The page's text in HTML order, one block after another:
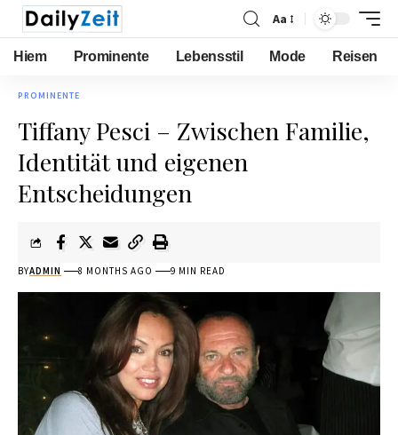
Aa
Hiem Prominente Lebensstil Mode Reisen
PROMINENTE
Tiffany Pesci – Zwischen Familie,
Identität und eigenen
Entscheidungen
BYADMIN 8 MONTHS AGO 9 MIN READ